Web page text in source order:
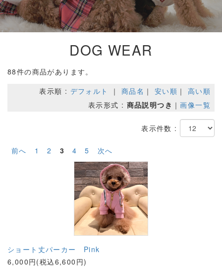
DOG WEAR
88件の商品があります。
表示順 : デフォルト ｜ 商品名 ｜ 安い順 ｜ 高い順
表示形式 : 商品説明つき ｜画像一覧
表示件数 :
前へ 1 2 3 4 5 次へ
ショート丈パーカー Pink
6,000円(税込6,600円)